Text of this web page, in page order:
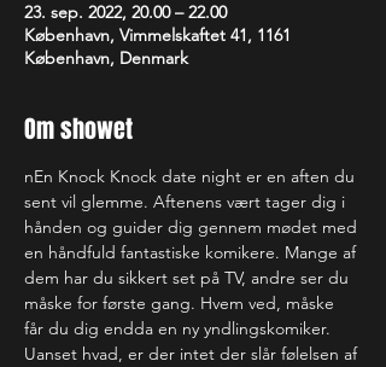
23. sep. 2022, 20.00 – 22.00
København, Vimmelskaftet 41, 1161
København, Denmark
Om showet
nEn Knock Knock date night er en aften du
sent vil glemme. Aftenens vært tager dig i
hånden og guider dig gennem mødet med
en håndfuld fantastiske komikere. Mange af
dem har du sikkert set på TV, andre ser du
måske for første gang. Hvem ved, måske
får du dig endda en ny yndlingskomiker.
Uanset hvad, er der intet der slår følelsen af